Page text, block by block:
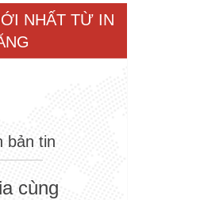
NHẤT TỪ IN
bản tin
cùng